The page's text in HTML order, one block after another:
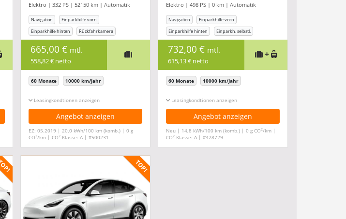
Elektro | 332 PS | 52150 km | Automatik
Navigation
Einparkhilfe vorn
Einparkhilfe hinten
Rückfahrkamera
665,00 € mtl.
558,82 € netto
60 Monate 10000 km/Jahr
Leasingkonditionen ein-/ausblenden
Angebot anzeigen
EZ: 05.2019 | 20,0 kWh/100 km (komb.) | 0 g
CO2/km | CO2-Klasse: A | #500231
inclusive*
Elektro | 498 PS | 0 km | Automatik
Navigation
Einparkhilfe vorn
Einparkhilfe hinten
Einparkh. selbstl.
732,00 € mtl.
615,13 € netto
+
60 Monate 10000 km/Jahr
Leasingkonditionen ein-/ausblenden
Angebot anzeigen
Neu | 14,8 kWh/100 km (komb.) | 0 g CO2/km |
CO2-Klasse: A | #428729